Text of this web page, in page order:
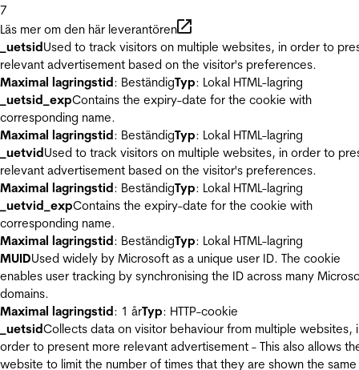
7
Läs mer om den här leverantören
_uetsidUsed to track visitors on multiple websites, in order to
relevant advertisement based on the visitor's preferences.
Maximal lagringstid: BeständigTyp: Lokal HTML-lagring
_uetsid_expContains the expiry-date for the cookie with
corresponding name.
Maximal lagringstid: BeständigTyp: Lokal HTML-lagring
_uetvidUsed to track visitors on multiple websites, in order to
relevant advertisement based on the visitor's preferences.
Maximal lagringstid: BeständigTyp: Lokal HTML-lagring
_uetvid_expContains the expiry-date for the cookie with
corresponding name.
Maximal lagringstid: BeständigTyp: Lokal HTML-lagring
MUIDUsed widely by Microsoft as a unique user ID. The cookie
enables user tracking by synchronising the ID across many
domains.
Maximal lagringstid: 1 årTyp: HTTP-cookie
_uetsidCollects data on visitor behaviour from multiple websites,
order to present more relevant advertisement - This also allows
website to limit the number of times that they are shown the same